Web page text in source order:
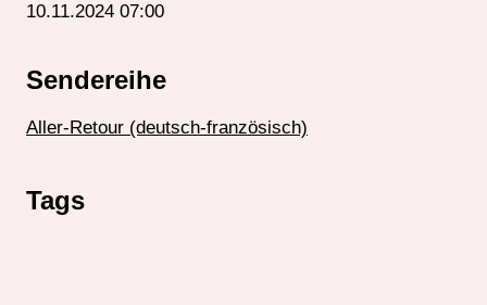
10.11.2024 07:00
Sendereihe
Aller-Retour (deutsch-französisch)
Tags